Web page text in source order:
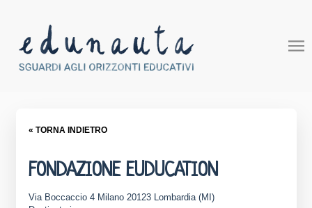
« TORNA INDIETRO
FONDAZIONE EUDUCATION
Via Boccaccio 4 Milano 20123 Lombardia (MI)